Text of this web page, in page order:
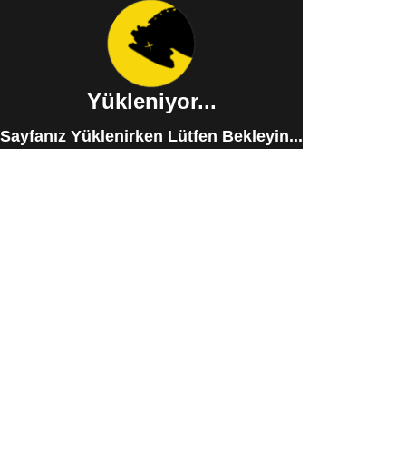
Yükleniyor...
Sayfanız Yüklenirken Lütfen Bekleyin...